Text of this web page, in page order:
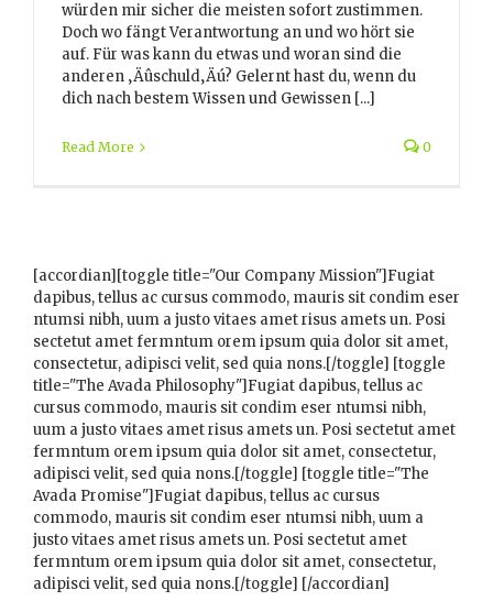
würden mir sicher die meisten sofort zustimmen.
Doch wo fängt Verantwortung an und wo hört sie
auf. Für was kann du etwas und woran sind die
anderen ‚Äûschuld‚Äú? Gelernt hast du, wenn du
dich nach bestem Wissen und Gewissen [...]
Read More 0
[accordian][toggle title="Our Company Mission"]Fugiat
dapibus, tellus ac cursus commodo, mauris sit condim eser
ntumsi nibh, uum a justo vitaes amet risus amets un. Posi
sectetut amet fermntum orem ipsum quia dolor sit amet,
consectetur, adipisci velit, sed quia nons.[/toggle] [toggle
title="The Avada Philosophy"]Fugiat dapibus, tellus ac
cursus commodo, mauris sit condim eser ntumsi nibh,
uum a justo vitaes amet risus amets un. Posi sectetut amet
fermntum orem ipsum quia dolor sit amet, consectetur,
adipisci velit, sed quia nons.[/toggle] [toggle title="The
Avada Promise"]Fugiat dapibus, tellus ac cursus
commodo, mauris sit condim eser ntumsi nibh, uum a
justo vitaes amet risus amets un. Posi sectetut amet
fermntum orem ipsum quia dolor sit amet, consectetur,
adipisci velit, sed quia nons.[/toggle] [/accordian]